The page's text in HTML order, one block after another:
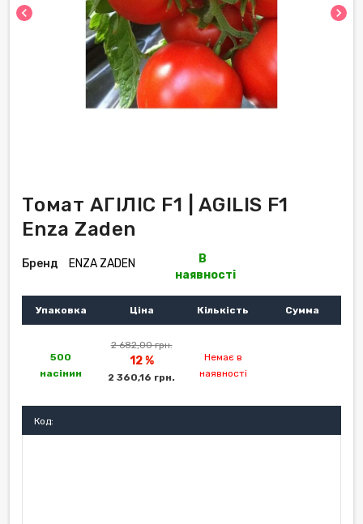
chevron_left chevron_right
Томат АГІЛІС F1 | AGILIS F1
Enza Zaden
Бренд ENZA ZADEN
В
наявності
Упаковка Ціна Кількість Сумма
500
насінин
2 682,00 грн.
12 %
2 360,16 грн.
Немає в
наявності
Код: